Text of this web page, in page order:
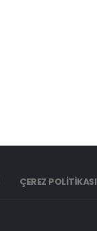
ÇEREZ POLITIKASI